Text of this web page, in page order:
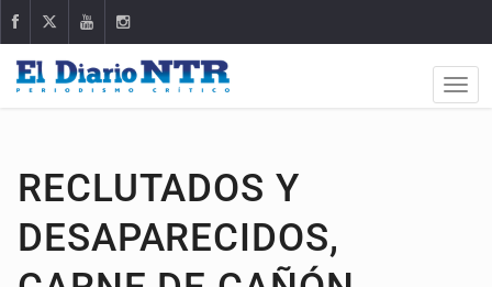
RECLUTADOS Y
DESAPARECIDOS,